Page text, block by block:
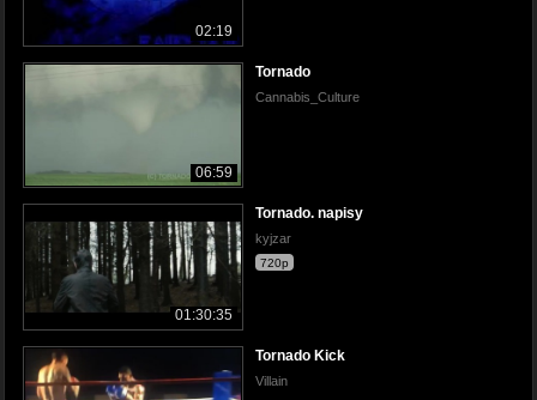
02:19
06:59
Tornado
Cannabis_Culture
01:30:35
Tornado. napisy
kyjzar
720p
Tornado Kick
Villain